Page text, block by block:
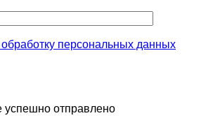
обработку персональных данных
отправлено